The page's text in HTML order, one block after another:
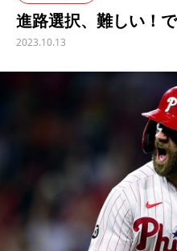
進路選択、難しい！
2023.10.13